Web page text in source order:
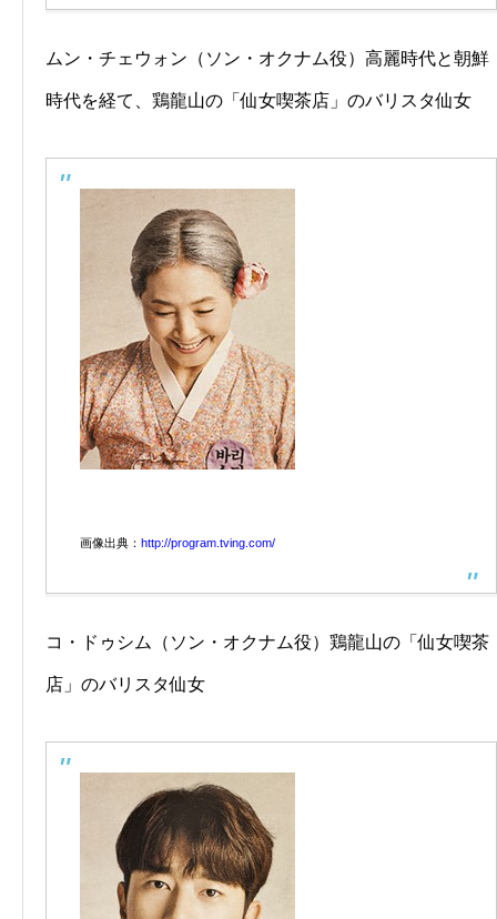
ムン・チェウォン（ソン・オクナム役）高麗時代と朝鮮
時代を経て、鶏龍山の「仙女喫茶店」のバリスタ仙女
画像出典： http://program.tving.com/
コ・ドゥシム（ソン・オクナム役）鶏龍山の「仙女喫茶
店」のバリスタ仙女